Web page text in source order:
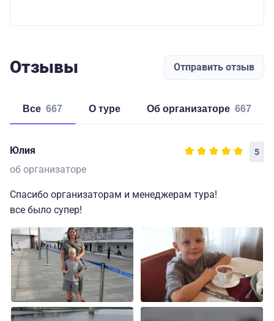
Отзывы Отправить отзыв
Все 667 о туре об организаторе 667
Юлия 5
об организаторе
Спасибо организаторам и менеджерам тура!
все было супер!